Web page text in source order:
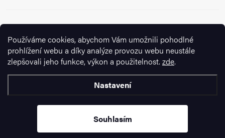
Používáme cookies, abychom Vám umožnili pohodlné
prohlížení webu a díky analýze provozu webu neustále
zlepšovali jeho funkce, výkon a použitelnost. zde.
Nastavení
Souhlasím
Sledujte nás